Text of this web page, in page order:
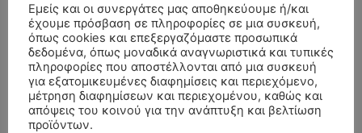
- Advertisment -
Εμείς και οι συνεργάτες μας αποθηκεύουμε ή/και
έχουμε πρόσβαση σε πληροφορίες σε μια συσκευή,
όπως cookies και επεξεργαζόμαστε προσωπικά
δεδομένα, όπως μοναδικά αναγνωριστικά και τυπικές
πληροφορίες που αποστέλλονται από μια συσκευή
για εξατομικευμένες διαφημίσεις και περιεχόμενο,
μέτρηση διαφημίσεων και περιεχομένου, καθώς και
απόψεις του κοινού για την ανάπτυξη και βελτίωση
προϊόντων.